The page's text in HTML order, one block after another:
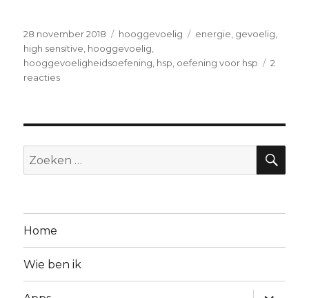
28 november 2018 hooggevoelig energie gevoelig
high sensitive hooggevoelig
hooggevoeligheidsoefening hsp oefening voor hsp
2
reacties
Home
Wie ben ik